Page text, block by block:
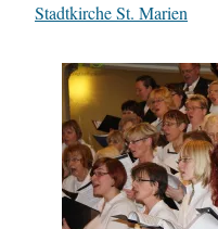
In Bezug auf
Stadtkirche St. Marien